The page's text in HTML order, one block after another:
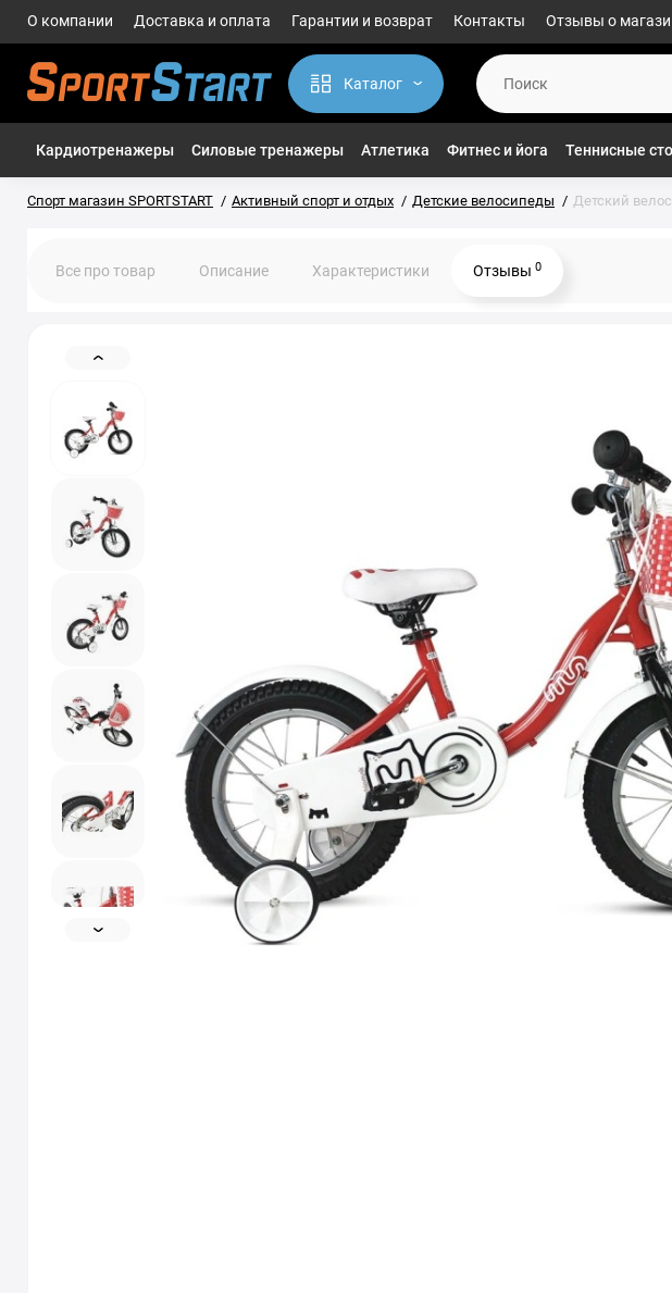
О компании Доставка и оплата Гарантии и возврат Контакты Отзывы о
Каталог
Кардиотренажеры Силовые тренажеры Атлетика Фитнес и йога Теннисные
Спорт магазин SPORTSTART Активный спорт и отдых Детские велосипеды Детский
Все про товар Описание Характеристики Отзывы 0